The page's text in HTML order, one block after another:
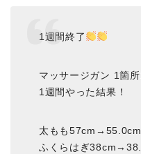
1週間終了
マッサージガン 1箇
1週間やった結果！
太もも57cm→55.0cm
ふくらはぎ